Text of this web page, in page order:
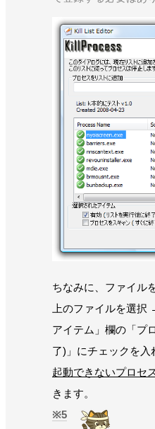
ちなみに、ファイル
上のファイルを選
アイテム」欄の「プ
了)」にチェックを入
起動できないプロセ
きます。
5